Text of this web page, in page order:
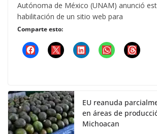
Autónoma de México (UNAM) anunció
habilitación de un sitio web para
Comparte esto:
EU reanuda
en áreas de
Michoacan